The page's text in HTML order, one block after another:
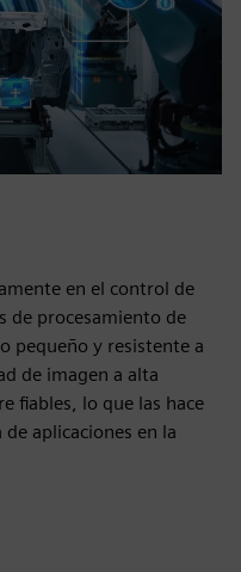
en el control de
de procesamiento de
pequeño y resistente a
de imagen a alta
fiables, lo que las hace
aplicaciones en la